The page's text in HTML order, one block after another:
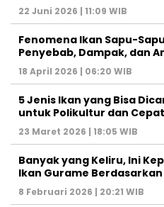
22 Juni 2026 | 11:09 WIB
Fenomena Ikan Sapu-
Penyebab, Dampak, dan
18 April 2026 | 06:20 WIB
5 Jenis Ikan yang Bisa
untuk Polikultur dan
23 Maret 2026 | 18:05 WIB
Banyak yang Keliru, Ini
Ikan Gurame Berdasarkan
8 Februari 2026 | 20:21 WIB